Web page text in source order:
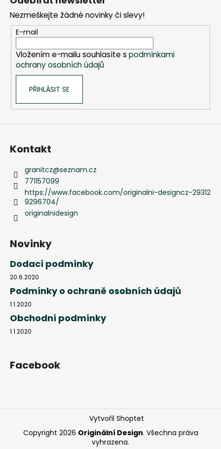
Nezmeškejte žádné novinky či slevy!
E-mail
Vložením e-mailu souhlasíte s podmínkami
ochrany osobních údajů
PŘIHLÁSIT SE
Kontakt
granitcz@seznam.cz
771157099
https://www.facebook.com/originalni-designcz-29312
9296704/
originalnidesign
Novinky
Dodací podmínky
20.6.2020
Podmínky o ochraně osobních údajů
1.1.2020
Obchodní podmínky
1.1.2020
Facebook
Vytvořil Shoptet
Copyright 2026 Originální Design. Všechna práva
vyhrazena.